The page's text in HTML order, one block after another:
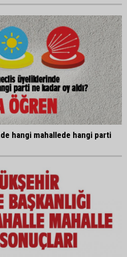
hangi mahallede hangi parti